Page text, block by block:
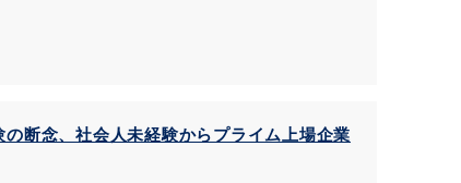
の断念、社会人未経験からプライム上場企業